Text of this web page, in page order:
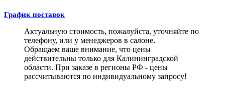
График поставок
Актуальную стоимость, пожалуйста, уточняйте по
телефону, или у менеджеров в салоне.
Обращаем ваше внимание, что цены
действительны только для Калининградской
области. При заказе в регионы РФ - цены
рассчитываются по индивидуальному запросу!